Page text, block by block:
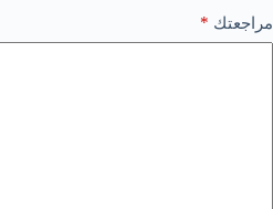
مراجعتك *